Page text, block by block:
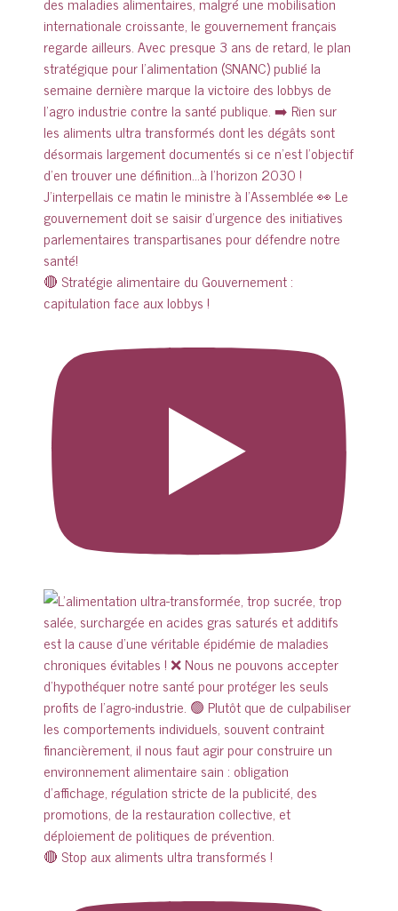
🔴 Stratégie alimentaire du Gouvernement :
capitulation face aux lobbys !
🔴 Stop aux aliments ultra transformés !